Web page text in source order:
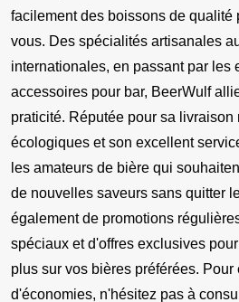
facilement des boissons de qualité
vous. Des spécialités artisanales
internationales, en passant par les
accessoires pour bar, BeerWulf
praticité. Réputée pour sa
écologiques et son excellent
les amateurs de bière qui
de nouvelles saveurs sans quitter
également de promotions
spéciaux et d'offres exclusives
plus sur vos bières préférées. Pour
d'économies, n'hésitez pas à